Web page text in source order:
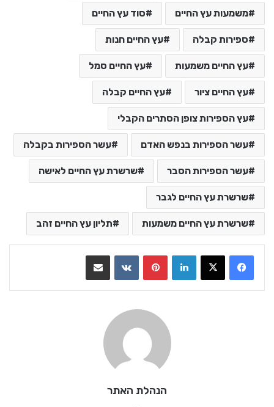
משמעות עץ החיים סוד עץ החיים
ספירות קבלה עץ החיים חנות
עץ החיים משמעות עץ החיים סמל
עץ החיים ציור עץ החיים קבלה
עץ הספירות צופן הסתרים הקבלי
עשר הספירות בנפש האדם עשר הספירות בקבלה
עשר הספירות הסבר שרשרת עץ החיים לאישה
שרשרת עץ החיים לגבר
שרשרת עץ החיים משמעות תליון עץ החיים זהב
LinkedIn
VKontakte
הנהלת האתר